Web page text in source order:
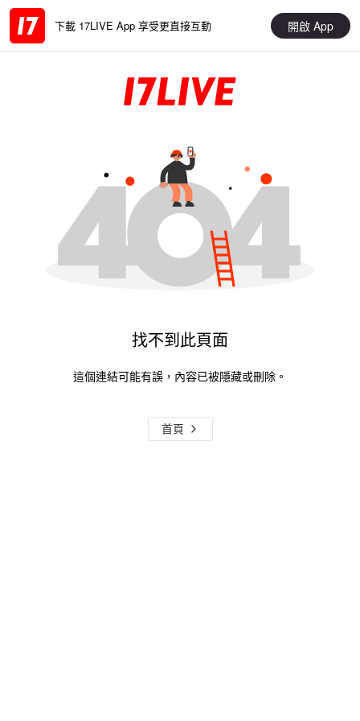
下載 17LIVE App 享受更直接互動 開啟 App
找不到此頁面
這個連結可能有誤，內容已被隱藏或刪除。
首頁